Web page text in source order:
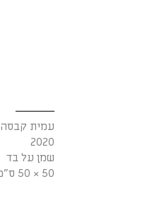
עמית קבסה
2020
שמן על בד
50 × 50 ס"מ